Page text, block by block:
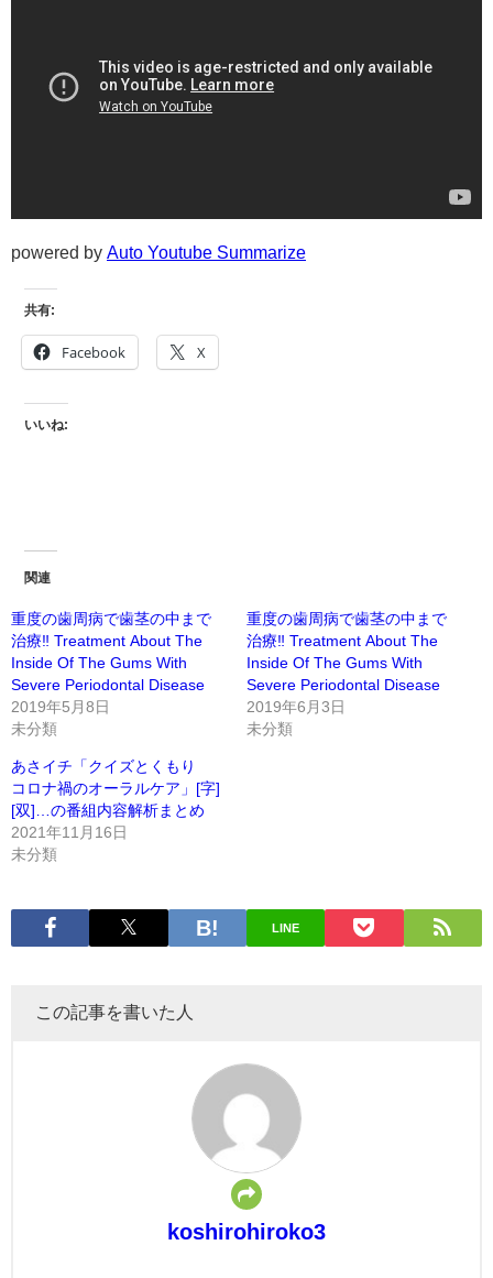
powered by Auto Youtube Summarize
共有:
Facebook X
いいね:
関連
重度の歯周病で歯茎の中まで
治療‼︎ Treatment About The
Inside Of The Gums With
Severe Periodontal Disease
2019年5月8日
未分類
重度の歯周病で歯茎の中まで
治療‼︎ Treatment About The
Inside Of The Gums With
Severe Periodontal Disease
2019年6月3日
未分類
あさイチ「クイズとくもり
コロナ禍のオーラルケア」[字]
[双]…の番組内容解析まとめ
2021年11月16日
未分類
LINE
この記事を書いた人
koshirohiroko3